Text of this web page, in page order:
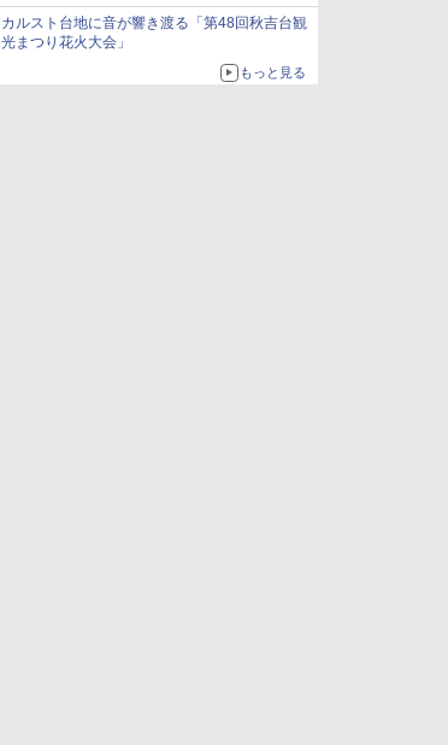
サーズへの期待と可能性
カルスト台地に音が響き渡る「第48回秋吉台観
光まつり花火大会」
もっと見る